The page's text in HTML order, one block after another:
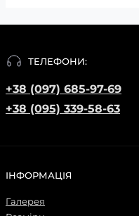
ТЕЛЕФОНИ:
+38 (097) 685-97-69
+38 (095) 339-58-63
ІНФОРМАЦІЯ
Галерея